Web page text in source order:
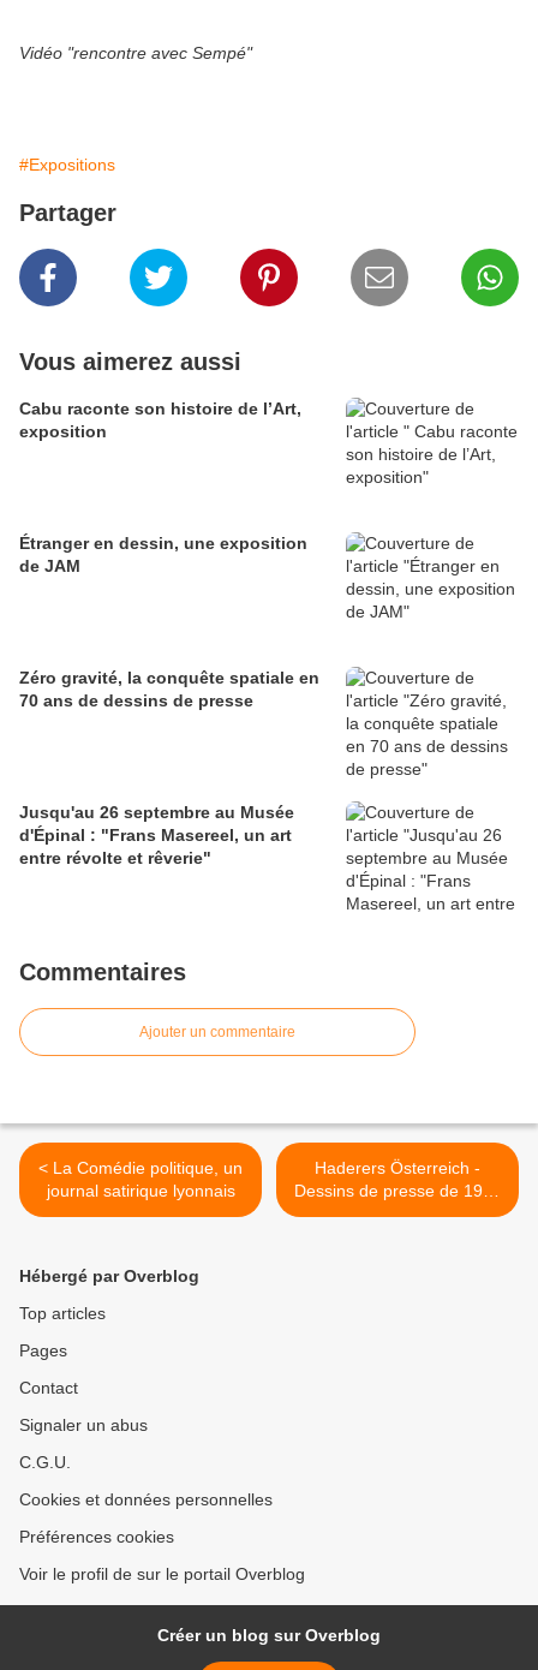
Vidéo "rencontre avec Sempé"
#Expositions
Partager
Vous aimerez aussi
Cabu raconte son histoire de l’Art,
exposition
Étranger en dessin, une exposition
de JAM
Zéro gravité, la conquête spatiale en
70 ans de dessins de presse
Jusqu'au 26 septembre au Musée
d'Épinal : "Frans Masereel, un art
entre révolte et rêverie"
Commentaires
Ajouter un commentaire
< La Comédie politique, un
journal satirique lyonnais
Haderers Österreich -
Dessins de presse de 1985
à 2010 : une exposition à
Hébergé par Overblog
Top articles
Pages
Contact
Signaler un abus
C.G.U.
Cookies et données personnelles
Préférences cookies
Voir le profil de sur le portail Overblog
Créer un blog sur Overblog